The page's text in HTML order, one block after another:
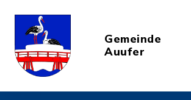
Gemeinde
Auufer